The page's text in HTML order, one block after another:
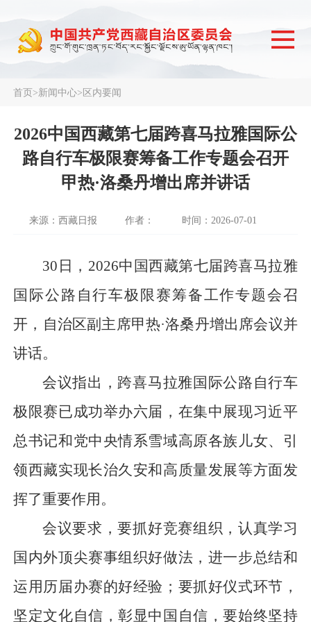
首页>新闻中心>区内要闻
2026中国西藏第七届跨喜马拉雅国际公
路自行车极限赛筹备工作专题会召开
甲热·洛桑丹增出席并讲话
来源：西藏日报 作者： 时间：2026-07-01
30日，2026中国西藏第七届跨喜马拉雅
国际公路自行车极限赛筹备工作专题会召
开，自治区副主席甲热·洛桑丹增出席会议并
讲话。
会议指出，跨喜马拉雅国际公路自行车
极限赛已成功举办六届，在集中展现习近平
总书记和党中央情系雪域高原各族儿女、引
领西藏实现长治久安和高质量发展等方面发
挥了重要作用。
会议要求，要抓好竞赛组织，认真学习
国内外顶尖赛事组织好做法，进一步总结和
运用历届办赛的好经验；要抓好仪式环节，
坚定文化自信，彰显中国自信，要始终坚持